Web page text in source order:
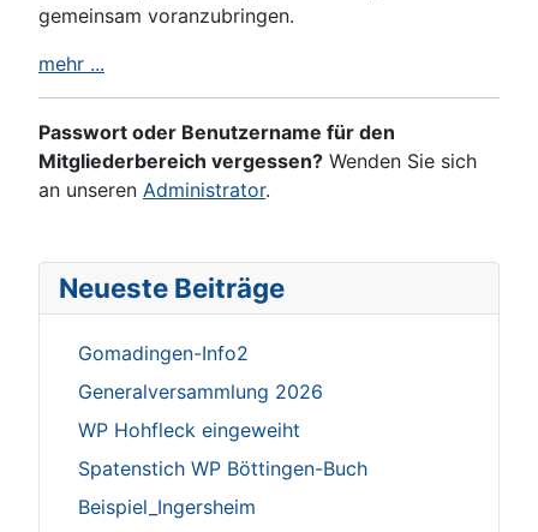
gemeinsam voranzubringen.
mehr ...
Passwort oder Benutzername für den
Mitgliederbereich vergessen? Wenden Sie sich
an unseren Administrator.
Neueste Beiträge
Gomadingen-Info2
Generalversammlung 2026
WP Hohfleck eingeweiht
Spatenstich WP Böttingen-Buch
Beispiel_Ingersheim